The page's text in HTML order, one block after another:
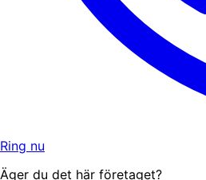
Ring nu
Äger du det här företaget?